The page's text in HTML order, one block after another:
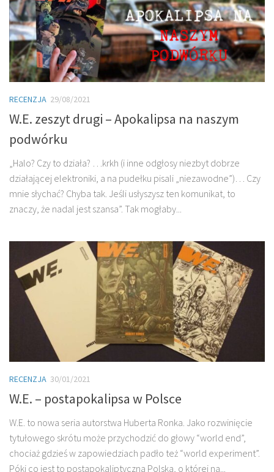
RECENZJA 29/08/2021
W.E. zeszyt drugi – Apokalipsa na naszym
podwórku
„Halo? Czy to działa? …krkh (i inne odgłosy niezbyt dobrze
działającej elektroniki, a na pudełku pisali „niezawodne”)… Czy
mnie słychać? Chyba tak. Jeśli usłyszysz ten komunikat, to
znaczy, że nadal jest szansa”. Tak mogłaby...
RECENZJA 30/01/2021
W.E. – postapokalipsa w Polsce
W.E. to nowa seria autorstwa Huberta Ronka. Jako rozwinięcie
tytułowego skrótu może przychodzić do głowy “world end”,
chociaż gdzieś w zapowiedziach padło też “world experiment”.
Póki co jest to postapokaliptyczna Polska, o której na...